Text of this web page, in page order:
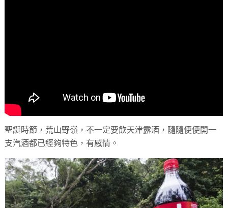
聖誕時節，荒山野嶺，不一定要飲天津露酒，隨隨便便開一
支汽酒都已經夠特色，有感情。